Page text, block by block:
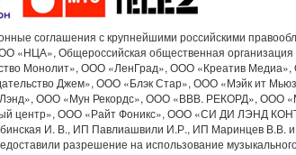
соглашения с крупнейшими российскими
«НЦА», Общероссийская общественная организация
Монолит», ООО «ЛенГрад», ООО «Креатив
Джем», ООО «Блэк Стар», ООО «Мэйк ит
ООО «Мун Рекордс», ООО «ВВВ. РЕКОРД», ООО
центр», ООО «Райт Фоникс», ООО «СИ ДИ ЛЭНД
И. В., ИП Павлиашвили И.Р., ИП Маринцев В.В. и
разрешение на использование